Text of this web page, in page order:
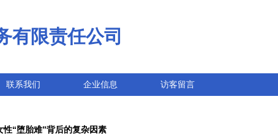
有限责任公司
联系我们 企业信息 访客留言
“堕胎难”背后的复杂因素